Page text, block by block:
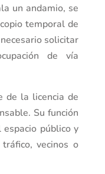
un andamio, se
temporal de
solicitar
de vía
de la licencia de
Su función
público y
vecinos o